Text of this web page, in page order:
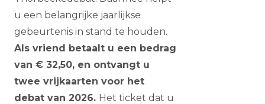
u een belangrijke jaarlijkse
gebeurtenis in stand te houden.
Als vriend betaalt u een bedrag
van € 32,50, en ontvangt u
twee vrijkaarten voor het
debat van 2026. Het ticket dat u